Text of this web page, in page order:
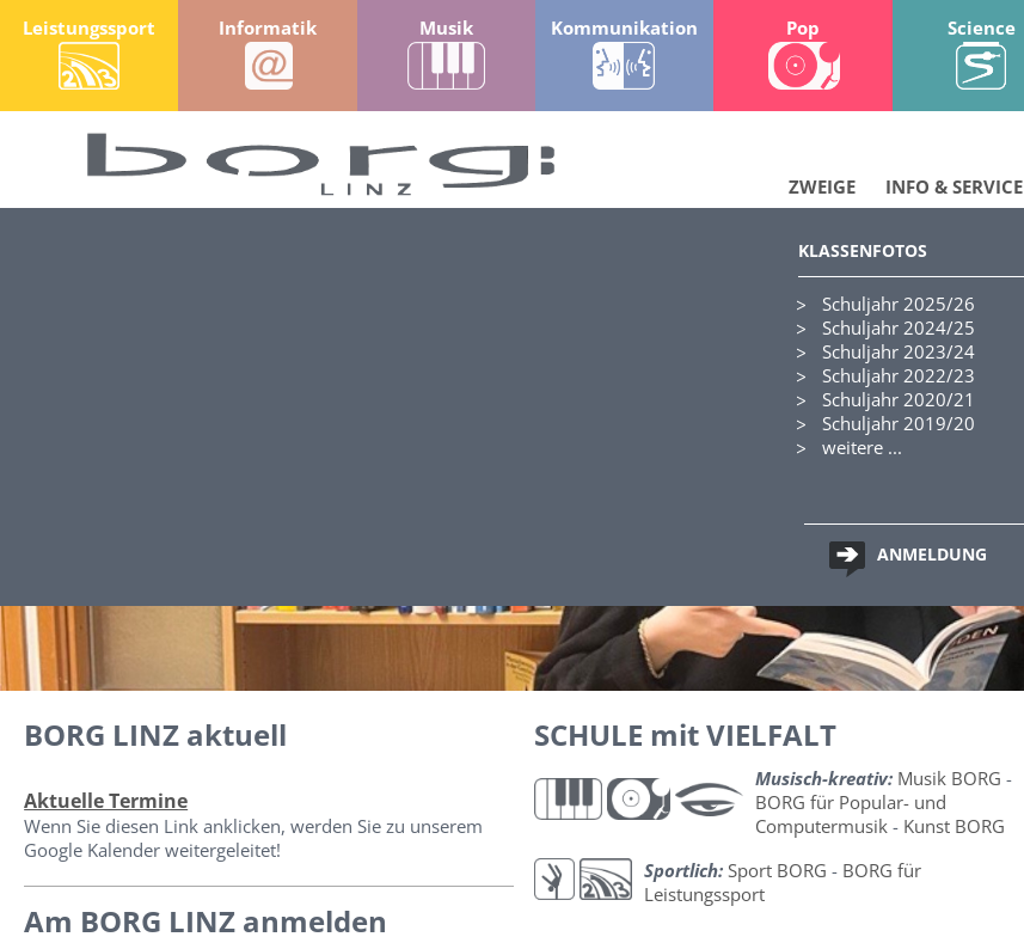
Leistungssport Informatik Musik Kommunikation Pop Science
INFO & SERVICE
ZWEIGE
KLASSENFOTOS
Schuljahr 2025/26
Schuljahr 2024/25
Schuljahr 2023/24
Schuljahr 2022/23
Schuljahr 2020/21
Schuljahr 2019/20
weitere ...
ANMELDUNG
BORG LINZ aktuell
Aktuelle Termine
Wenn Sie diesen Link anklicken, werden Sie zu unserem
Google Kalender weitergeleitet!
Am BORG LINZ anmelden
SCHULE mit VIELFALT
Musisch-kreativ: Musik BORG-
BORG für Popular- und
Computermusik - Kunst BORG
Sportlich: Sport BORG - BORG für
Leistungssport